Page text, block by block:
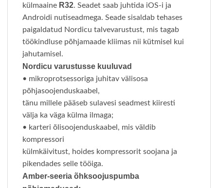
külmaaine R32. Seadet saab juhtida iOS-i ja
Androidi nutiseadmega. ​Seade sisaldab tehases
paigaldatud Nordicu talvevarustust, mis tagab
töökindluse põhjamaade kliimas nii kütmisel kui
jahutamisel.
Nordicu varustusse kuuluvad
• mikroprotsessoriga juhitav välisosa
põhjasoojenduskaabel,
tänu millele pääseb sulavesi seadmest kiiresti
välja ka väga külma ilmaga;
• karteri õlisoojenduskaabel, mis väldib
kompressori
külmkäivitust, hoides kompressorit soojana ja
pikendades selle tööiga.
Amber-seeria õhksoojuspumba